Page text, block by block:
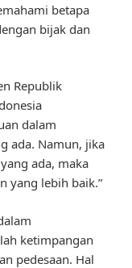
betapa
bijak dan
Republik
dalam
ada. Namun, jika
ada, maka
yang lebih baik.”
ketimpangan
pedesaan. Hal